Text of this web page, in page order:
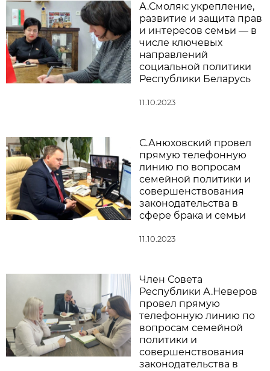
А.Смоляк: укрепление,
развитие и защита прав
и интересов семьи — в
числе ключевых
направлений
социальной политики
Республики Беларусь
11.10.2023
С.Анюховский провел
прямую телефонную
линию по вопросам
семейной политики и
совершенствования
законодательства в
сфере брака и семьи
11.10.2023
Член Совета
Республики А.Неверов
провел прямую
телефонную линию по
вопросам семейной
политики и
совершенствования
законодательства в